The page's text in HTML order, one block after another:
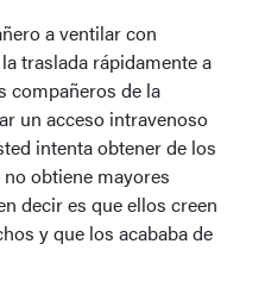
a ventilar con
traslada rápidamente a
compañeros de la
un acceso intravenoso
intenta obtener de los
obtiene mayores
decir es que ellos creen
y que los acababa de